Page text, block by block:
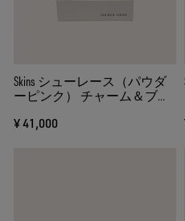
Skins シューレース（パウダ
ーピンク） チャーム＆ブロ
¥ 41,000